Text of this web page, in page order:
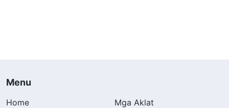
Menu
Home
Mga Aklat